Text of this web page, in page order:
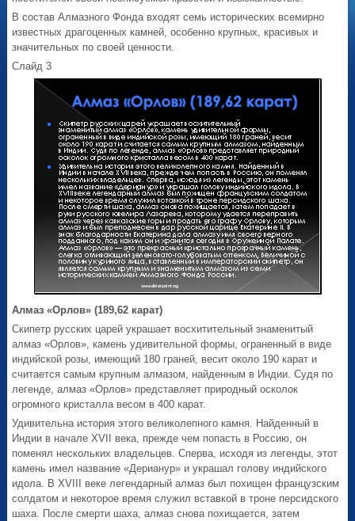
В состав Алмазного Фонда входят семь исторических всемирно
известных драгоценных камней, особенно крупных, красивых и
значительных по своей ценности.
Слайд 3
Алмаз «Орлов» (189,62 карат)
Скипетр русских царей украшает восхитительный знаменитый
алмаз «Орлов», камень удивительной формы, ограненный в виде
индийской розы, имеющий 180 граней, весит около 190 карат и
считается самым крупным алмазом, найденным в Индии. Судя по
легенде, алмаз «Орлов» представляет природный осколок
огромного кристалла весом в 400 карат.
Удивительна история этого великолепного камня. Найденный в
Индии в начале XVII века, прежде чем попасть в Россию, он
поменял нескольких владельцев. Сперва, исходя из легенды, этот
камень имел название «Дерианур» и украшал голову индийского
идола. В XVIII веке легендарный алмаз был похищен французским
солдатом и некоторое время служил вставкой в троне персидского
шаха. После смерти шаха, алмаз снова похищается, затем